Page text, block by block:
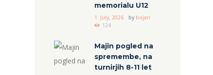
memorialu U12
1. July, 2026 by bojan
124
Majin pogled na
spremembe, na
turnirjih 8-11 let